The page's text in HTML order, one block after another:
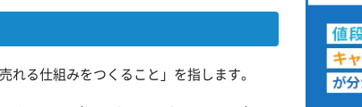
れる仕組みをつくること」を指します。